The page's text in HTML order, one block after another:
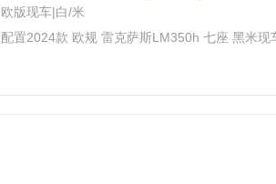
后车窗全景屋顶LED头灯具有动态前照灯高度调
感器转向灯功能LED方向指示灯·外后视镜-自动
藏消费
欧版现车|白/米
配置2024款 欧规 雷克萨斯LM350h 七座 黑米现